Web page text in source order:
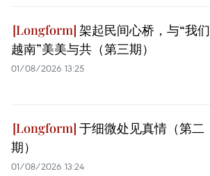
架起民间心桥，与“我们
越南”美美与共（第三期）
01/08/2026 13:25
于细微处见真情（第二
期）
01/08/2026 13:24